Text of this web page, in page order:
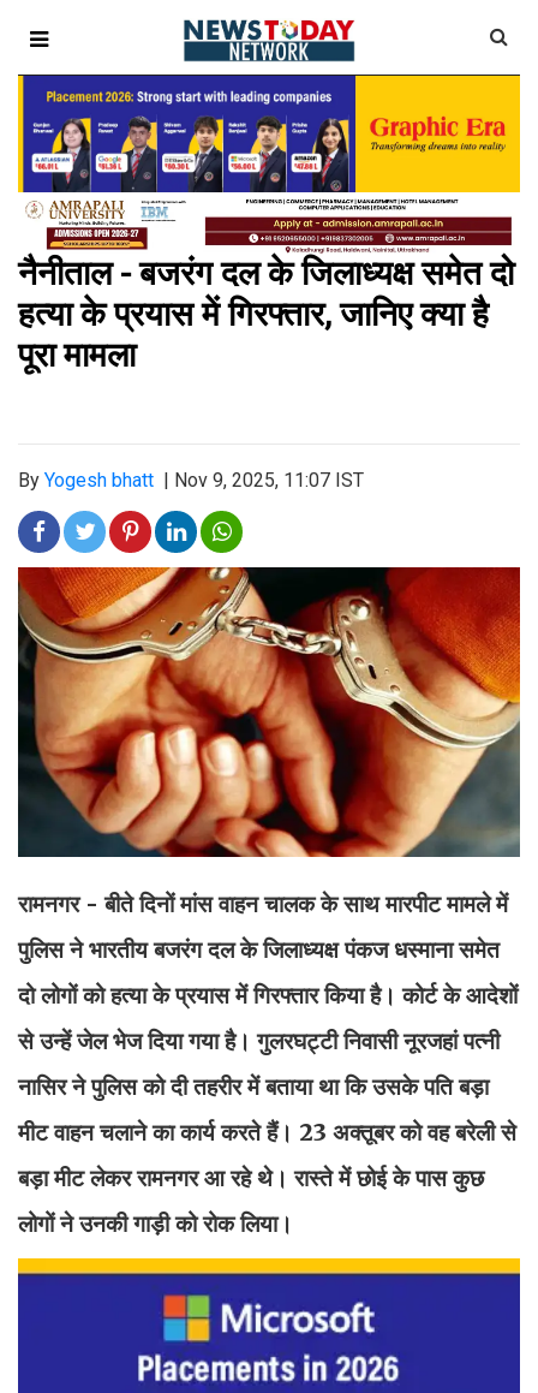
नैनीताल - बजरंग दल के जिलाध्यक्ष समेत दो
हत्या के प्रयास में गिरफ्तार, जानिए क्या है
पूरा मामला
By Yogesh bhatt Nov 9, 2025, 11:07 IST
रामनगर - बीते दिनों मांस वाहन चालक के साथ मारपीट मामले में
पुलिस ने भारतीय बजरंग दल के जिलाध्यक्ष पंकज धस्माना समेत
दो लोगों को हत्या के प्रयास में गिरफ्तार किया है। कोर्ट के आदेशों
से उन्हें जेल भेज दिया गया है। गुलरघट्टी निवासी नूरजहां पत्नी
नासिर ने पुलिस को दी तहरीर में बताया था कि उसके पति बड़ा
मीट वाहन चलाने का कार्य करते हैं। 23 अक्तूबर को वह बरेली से
बड़ा मीट लेकर रामनगर आ रहे थे। रास्ते में छोई के पास कुछ
लोगों ने उनकी गाड़ी को रोक लिया।